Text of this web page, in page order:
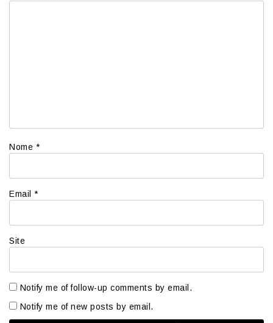
Nome *
Email *
Site
Notify me of follow-up comments by email.
Notify me of new posts by email.